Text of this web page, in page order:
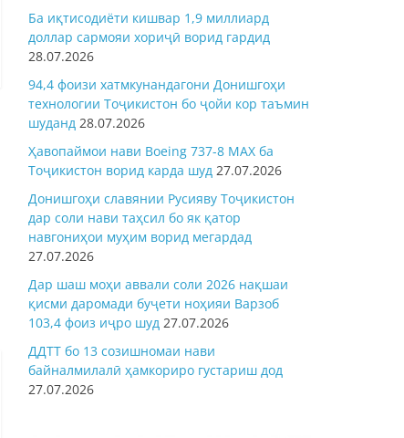
Ба иқтисодиёти кишвар 1,9 миллиард
доллар сармояи хориҷӣ ворид гардид
28.07.2026
94,4 фоизи хатмкунандагони Донишгоҳи
технологии Тоҷикистон бо ҷойи кор таъмин
шуданд 28.07.2026
Ҳавопаймои нави Boeing 737-8 MAX ба
Тоҷикистон ворид карда шуд 27.07.2026
Донишгоҳи славянии Русияву Тоҷикистон
дар соли нави таҳсил бо як қатор
навгониҳои муҳим ворид мегардад
27.07.2026
Дар шаш моҳи аввали соли 2026 нақшаи
қисми даромади буҷети ноҳияи Варзоб
103,4 фоиз иҷро шуд 27.07.2026
ДДТТ бо 13 созишномаи нави
байналмилалӣ ҳамкориро густариш дод
27.07.2026